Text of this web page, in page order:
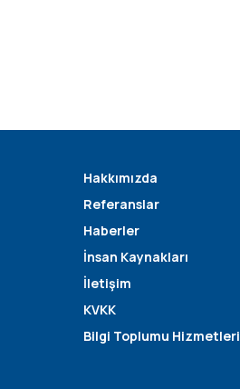
Hakkımızda
Referanslar
Haberler
İnsan Kaynakları
İletişim
KVKK
Bilgi Toplumu Hizmetleri